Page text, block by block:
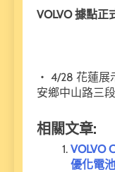
VOLVO 據點正
・ 4/28 花蓮
安鄉中山路三段
相關文章:
VOLVO
優化電